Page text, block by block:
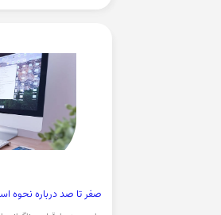
می پردازیم.
صفر تا صد درباره نحوه